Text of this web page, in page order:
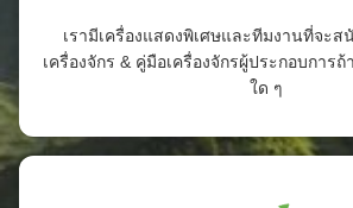
เรามีเครื่องแสดงพิเศษและทีมงานที่จะ
เครื่องจักร & คู่มือเครื่องจักรผู้ประกอบการ
ใด ๆ